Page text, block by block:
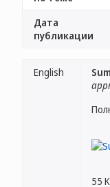
Дата
публикации
English
55